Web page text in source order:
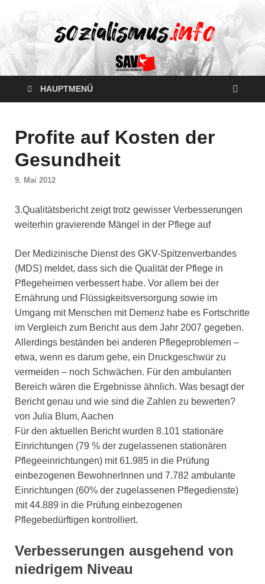
HAUPTMENÜ
Profite auf Kosten der
Gesundheit
9. Mai 2012
3.Qualitätsbericht zeigt trotz gewisser Verbesserungen
weiterhin gravierende Mängel in der Pflege auf
Der Medizinische Dienst des GKV-Spitzenverbandes
(MDS) meldet, dass sich die Qualität der Pflege in
Pflegeheimen verbessert habe. Vor allem bei der
Ernährung und Flüssigkeitsversorgung sowie im
Umgang mit Menschen mit Demenz habe es Fortschritte
im Vergleich zum Bericht aus dem Jahr 2007 gegeben.
Allerdings beständen bei anderen Pflegeproblemen –
etwa, wenn es darum gehe, ein Druckgeschwür zu
vermeiden – noch Schwächen. Für den ambulanten
Bereich wären die Ergebnisse ähnlich. Was besagt der
Bericht genau und wie sind die Zahlen zu bewerten?
von Julia Blum, Aachen
Für den aktuellen Bericht wurden 8.101 stationäre
Einrichtungen (79 % der zugelassenen stationären
Pflegeeinrichtungen) mit 61.985 in die Prüfung
einbezogenen BewohnerInnen und 7.782 ambulante
Einrichtungen (60% der zugelassenen Pflegedienste)
mit 44.889 in die Prüfung einbezogenen
Pflegebedürftigen kontrolliert.
Verbesserungen ausgehend von
niedrigem Niveau